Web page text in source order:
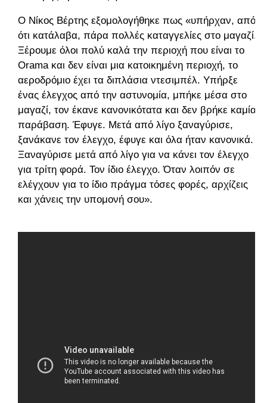
Ο Νίκος Βέρτης εξομολογήθηκε πως «υπήρχαν, από
ότι κατάλαβα, πάρα πολλές καταγγελίες στο μαγαζί.
Ξέρουμε όλοι πολύ καλά την περιοχή που είναι το
Orama και δεν είναι μια κατοικημένη περιοχή, το
αεροδρόμιο έχει τα διπλάσια ντεσιμπέλ. Υπήρξε
ένας έλεγχος από την αστυνομία, μπήκε μέσα στο
μαγαζί, τον έκανε κανονικότατα και δεν βρήκε καμία
παράβαση. Έφυγε. Μετά από λίγο ξαναγύρισε,
ξανάκανε τον έλεγχο, έφυγε και όλα ήταν κανονικά.
Ξαναγύρισε μετά από λίγο για να κάνει τον έλεγχο
για τρίτη φορά. Τον ίδιο έλεγχο. Όταν λοιπόν σε
ελέγχουν για το ίδιο πράγμα τόσες φορές, αρχίζεις
και χάνεις την υπομονή σου».